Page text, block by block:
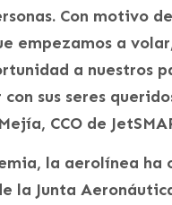
Con motivo
empezamos a
a nuestros
sus seres
CCO de
la aerolínea
la Junta